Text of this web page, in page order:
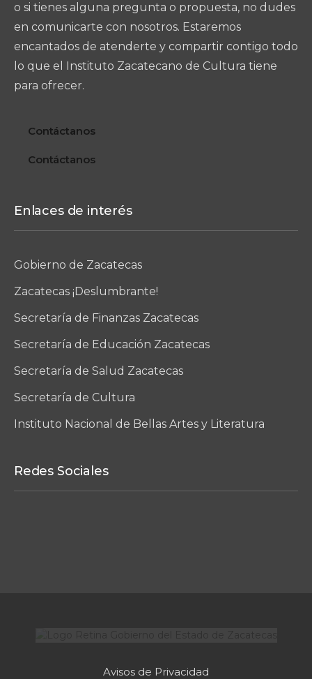
o si tienes alguna pregunta o propuesta, no dudes
en comunicarte con nosotros. Estaremos
encantados de atenderte y compartir contigo todo
lo que el Instituto Zacatecano de Cultura tiene
para ofrecer.
Contáctanos
Contáctanos
Enlaces de interés
Gobierno de Zacatecas
Zacatecas ¡Deslumbrante!
Secretaría de Finanzas Zacatecas
Secretaría de Educación Zacatecas
Secretaría de Salud Zacatecas
Secretaría de Cultura
Instituto Nacional de Bellas Artes y Literatura
Redes Sociales
Avisos de Privacidad